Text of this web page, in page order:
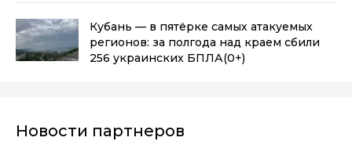
Кубань — в пятёрке самых атакуемых
регионов: за полгода над краем сбили
256 украинских БПЛА(0+)
Новости партнеров